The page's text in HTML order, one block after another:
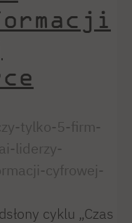
tylko-5-firm-
liderzy-
cyfrowej-
cyklu „Czas